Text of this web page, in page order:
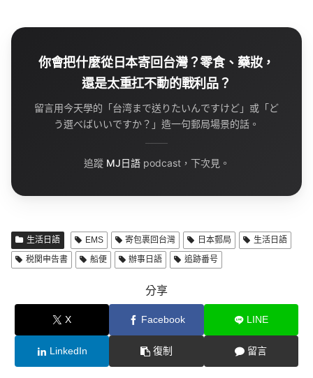
你會把什麼從日本寄回台灣？零食、藥妝，
還是太重扛不動的戰利品？
留言用今天學的「台湾まで送りたいんですけど」或「ど
う選べばいいですか？」造一句郵局場景的話。
追蹤 MJ日語podcast，下次見。
生活日語 EMS 寄包裹回台灣 日本郵局
生活日語
税関申告書
船便 辦事日語 追跡番号
分享
X Facebook LINE
LinkedIn 復制 留言